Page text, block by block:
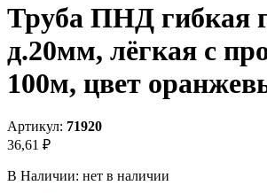
Труба ПНД гибкая
д.20мм, лёгкая с
100м, цвет
Артикул: 71920
36,61 ₽
В Наличии: нет в наличии